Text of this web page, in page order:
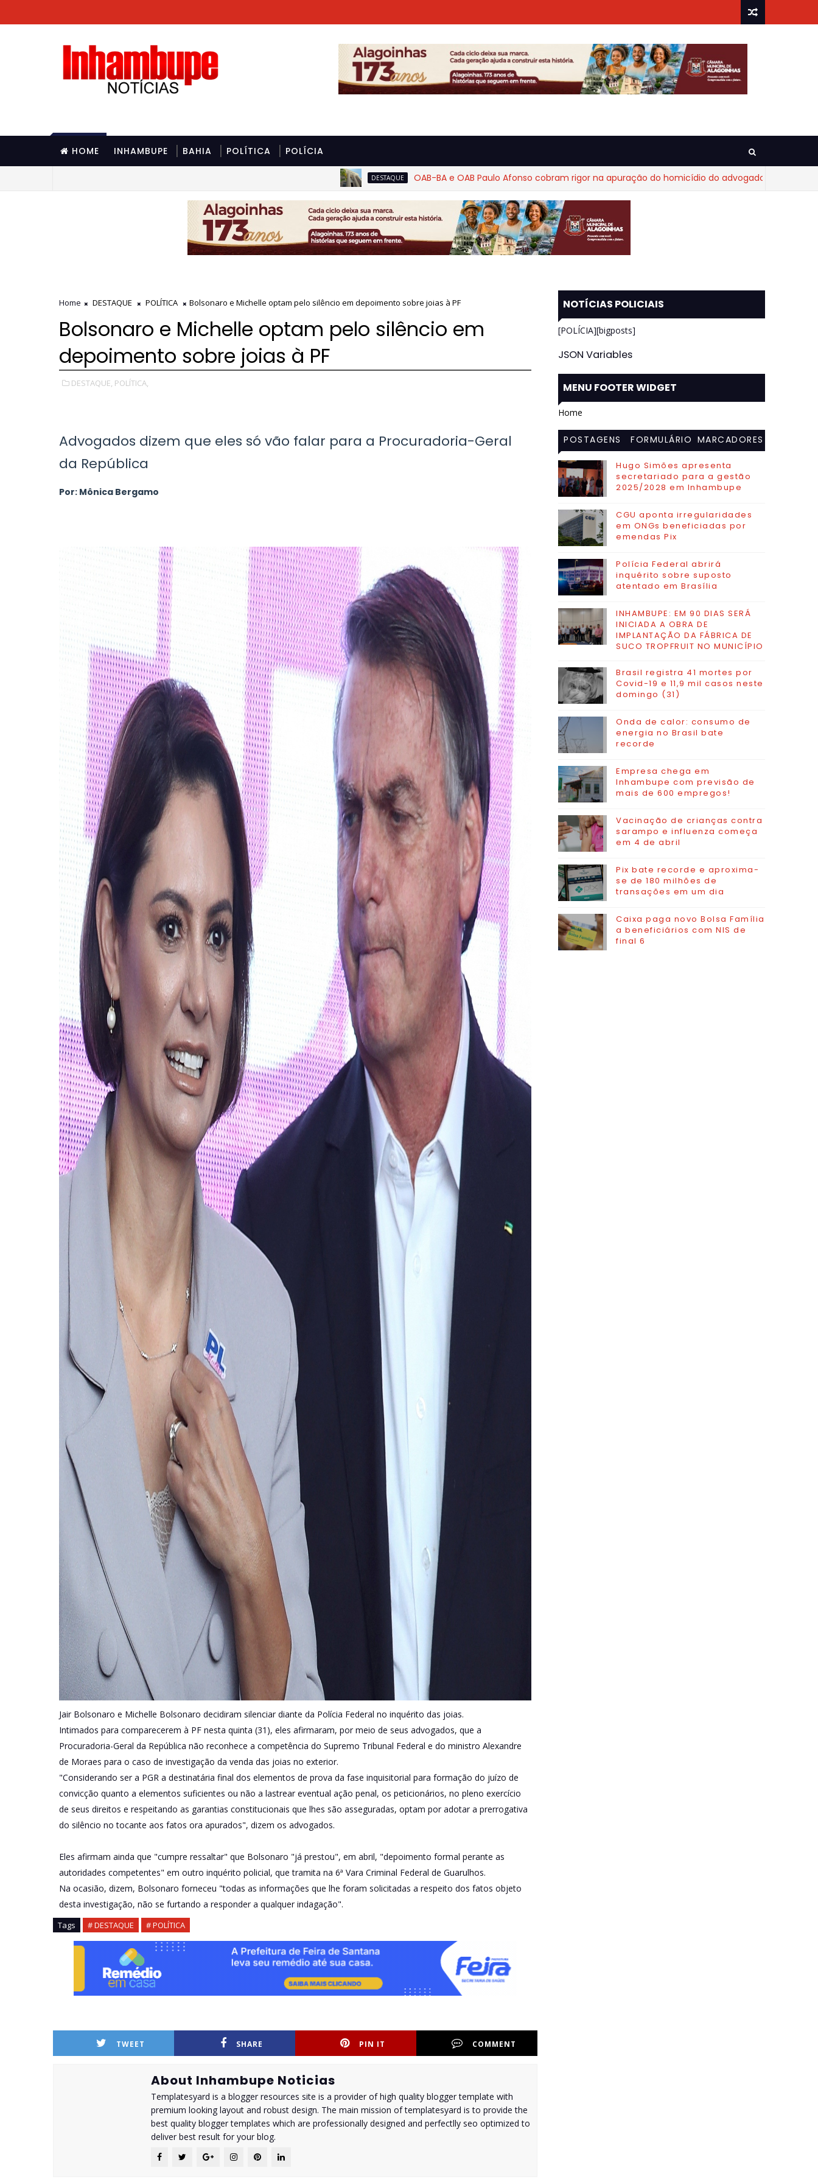
HOME INHAMBUPE BAHIA POLÍTICA POLÍCIA
DESTAQUE OAB-BA e OAB Paulo Afonso cobram rigor na apuração do homicídio do advogado Diego Fraga de Castro
Home DESTAQUE POLÍTICA Bolsonaro e Michelle optam pelo silêncio em depoimento sobre joias à PF
Bolsonaro e Michelle optam pelo silêncio em
depoimento sobre joias à PF
DESTAQUE, POLÍTICA,
Advogados dizem que eles só vão falar para a Procuradoria-Geral
da República
Por: Mônica Bergamo
Jair Bolsonaro e Michelle Bolsonaro decidiram silenciar diante da Polícia Federal no inquérito das joias.
Intimados para comparecerem à PF nesta quinta (31), eles afirmaram, por meio de seus advogados, que a
Procuradoria-Geral da República não reconhece a competência do Supremo Tribunal Federal e do ministro Alexandre
de Moraes para o caso de investigação da venda das joias no exterior.
"Considerando ser a PGR a destinatária final dos elementos de prova da fase inquisitorial para formação do juízo de
convicção quanto a elementos suficientes ou não a lastrear eventual ação penal, os peticionários, no pleno exercício
de seus direitos e respeitando as garantias constitucionais que lhes são asseguradas, optam por adotar a prerrogativa
do silêncio no tocante aos fatos ora apurados", dizem os advogados.
Eles afirmam ainda que "cumpre ressaltar" que Bolsonaro "já prestou", em abril, "depoimento formal perante as
autoridades competentes" em outro inquérito policial, que tramita na 6ª Vara Criminal Federal de Guarulhos.
Na ocasião, dizem, Bolsonaro forneceu "todas as informações que lhe foram solicitadas a respeito dos fatos objeto
desta investigação, não se furtando a responder a qualquer indagação".
Tags # DESTAQUE # POLÍTICA
TWEET SHARE PIN IT COMMENT
About Inhambupe Noticias
Templatesyard is a blogger resources site is a provider of high quality blogger template with
premium looking layout and robust design. The main mission of templatesyard is to provide the
best quality blogger templates which are professionally designed and perfectlly seo optimized to
deliver best result for your blog.
NOTÍCIAS POLICIAIS
[POLÍCIA][bigposts]
JSON Variables
MENU FOOTER WIDGET
Home
POSTAGENS
MAIS
VISITADAS
FORMULÁRIO MARCADORES
Hugo Simões apresenta
secretariado para a gestão
2025/2028 em Inhambupe
CGU aponta irregularidades
em ONGs beneficiadas por
emendas Pix
Polícia Federal abrirá
inquérito sobre suposto
atentado em Brasília
INHAMBUPE: EM 90 DIAS SERÁ
INICIADA A OBRA DE
IMPLANTAÇÃO DA FÁBRICA DE
SUCO TROPFRUIT NO MUNICÍPIO
Brasil registra 41 mortes por
Covid-19 e 11,9 mil casos neste
domingo (31)
Onda de calor: consumo de
energia no Brasil bate
recorde
Empresa chega em
Inhambupe com previsão de
mais de 600 empregos!
Vacinação de crianças contra
sarampo e influenza começa
em 4 de abril
Pix bate recorde e aproxima-
se de 180 milhões de
transações em um dia
Caixa paga novo Bolsa Família
a beneficiários com NIS de
final 6